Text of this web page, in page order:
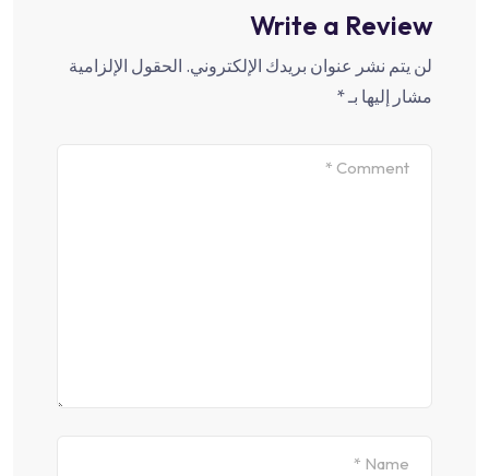
Write a Review
لن يتم نشر عنوان بريدك الإلكتروني. الحقول الإلزامية
مشار إليها بـ*